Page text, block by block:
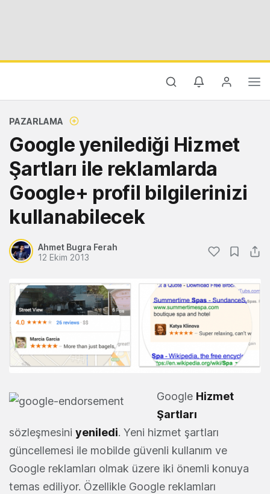
PAZARLAMA
Google yenilediği Hizmet
Şartları ile reklamlarda
Google+ profil bilgilerinizi
kullanabilecek
Ahmet Bugra Ferah
12 Ekim 2013
Google Hizmet
Şartları
sözleşmesini yeniledi. Yeni hizmet şartları
güncellemesi ile mobilde güvenli kullanım ve
Google reklamları olmak üzere iki önemli konuya
temas ediliyor. Özellikle Google reklamları